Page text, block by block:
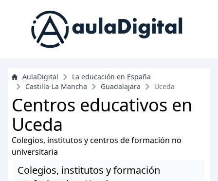
AulaDigital
La educación en España
Castilla-La Mancha
Guadalajara Uceda
Centros educativos en
Uceda
Colegios, institutos y centros de formación no
universitaria
Colegios, institutos y formación